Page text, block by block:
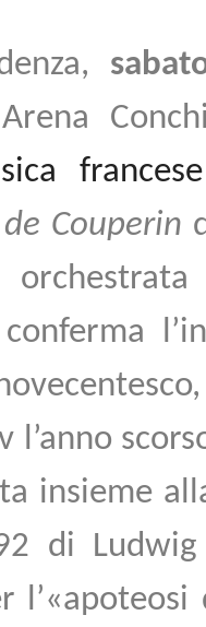
Couperin
l’anno
insieme
di Ludwig
l’«apoteosi